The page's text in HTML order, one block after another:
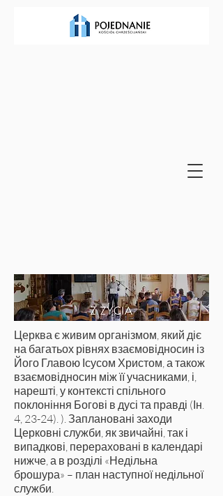
Церква є живим організмом, який діє
на багатьох рівнях взаємовідносин із
Його Главою Ісусом Христом, а також
взаємовідносин між її учасниками, і,
нарешті, у контексті спільного
поклоніння Богові в дусі та правді (Ін.
4, 23-24). ). Заплановані заходи
Церковні служби, як звичайні, так і
випадкові, перераховані в календарі
нижче, а в розділі «Недільна
брошура» – план наступної недільної
служби.